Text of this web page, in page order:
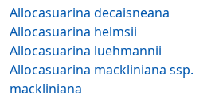
Allocasuarina decaisneana
Allocasuarina helmsii
Allocasuarina luehmannii
Allocasuarina mackliniana ssp.
mackliniana